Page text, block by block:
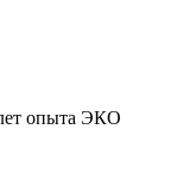
опыта ЭКО